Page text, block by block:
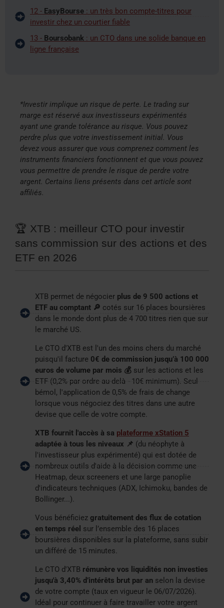
12 - EasyBourse : un très bon compte-titres pour
investir chez un courtier fiable
13 - Boursobank : un CTO dans une solide banque en
ligne française
*Investir implique un risque de perte. Le trading sur
marge est réservé aux investisseurs expérimentés
ayant une grande tolérance au risque. Vous pouvez
perdre plus que votre investissement initial. Vous
devez vous assurer que vous comprenez comment les
instruments financiers fonctionnent et que vous pouvez
vous permettre de prendre le risque de perdre votre
argent. Certains liens présents dans cet article sont
affiliés.
🏆 XTB : meilleur CTO pour investir
sans commission sur des actions et des
ETF en 2026
XTB permet de négocier plus de 9 500 actions et
ETF au comptant 🔎 cotés sur 16 places boursières
dans le monde dont plus de 4 700 titres rien que sur
le marché US.
Le CTO d'XTB est l'un des moins chers du marché
puisqu'il facture 0€ de commission jusqu’à 100 000
euros de volume par mois 💰 sur les actions et les
ETF (0,2% par ordre au-delà - 10€ minimum). Seul
bémol, l'application de 0,5% de frais de change
lorsque vous négociez des titres dans une autre
devise que celle de votre compte.
XTB fournit l'accès à sa plateforme xStation 5
adaptée à tous les niveaux 📌 (du néophyte à
l'investisseur plus expérimenté) qui est dotée de
nombreux outils d'aide à la décision comme une
Heatmap, deux screeners et une large panoplie
d'indicateurs techniques (ADX, Ichimoku, bandes de
Bollinger...).
Vous bénéficiez gratuitement des flux de cotation
en temps réel sur l’ensemble des 16 places
boursières disponibles sur la plateforme, sans subir
un différé de 15 minutes.
Le CTO d'XTB rémunère vos liquidités non investies
jusqu'à 3,40% d’intérêts brut par an selon la devise
de votre compte (taux en vigueur le 06/07/2026).
Idéal pour continuer à faire travailler votre argent